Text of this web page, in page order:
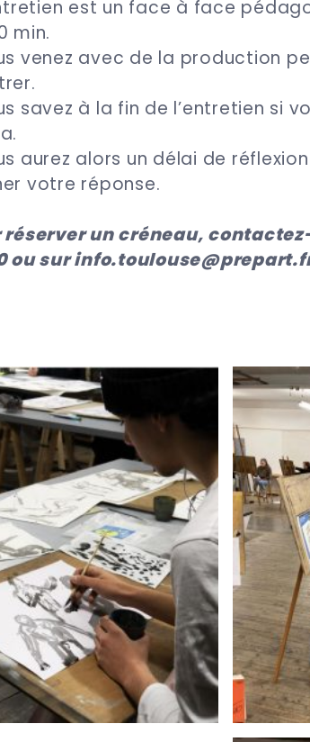
est un face à face
min.
venez avec de la production
savez à la fin de l’entretien si
aurez alors un délai de
votre réponse.
réserver un créneau,
ou sur